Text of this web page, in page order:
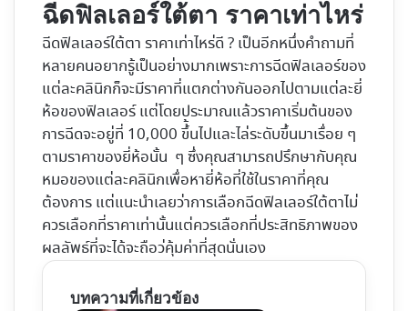
ฉีดฟิลเลอร์ใต้ตา ราคาเท่าไหร่
ฉีดฟิลเลอร์ใต้ตา ราคาเท่าไหร่ดี ? เป็นอีกหนึ่งคำถามที่
หลายคนอยากรู้เป็นอย่างมากเพราะการฉีดฟิลเลอร์ของ
แต่ละคลินิกก็จะมีราคาที่แตกต่างกันออกไปตามแต่ละยี่
ห้อของฟิลเลอร์ แต่โดยประมาณแล้วราคาเริ่มต้นของ
การฉีดจะอยู่ที่ 10,000 ขึ้้นไปและไล่ระดับขึ้นมาเรื่อย ๆ
ตามราคาของยี่ห้อนั้น ๆ ซึ่งคุณสามารถปรึกษากับคุณ
หมอของแต่ละคลินิกเพื่อหายี่ห้อที่ใช้ในราคาที่คุณ
ต้องการ แต่แนะนำเลยว่าการเลือกฉีดฟิลเลอร์ใต้ตาไม่
ควรเลือกที่ราคาเท่านั้นแต่ควรเลือกที่ประสิทธิภาพของ
ผลลัพธ์ที่จะได้จะถือว่คุ้มค่าที่สุดนั่นเอง
บทความที่เกี่ยวข้อง